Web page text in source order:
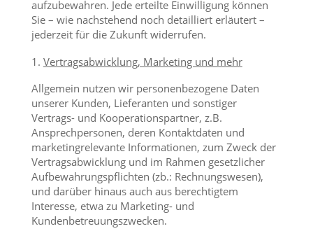
aufzubewahren. Jede erteilte Einwilligung können
Sie – wie nachstehend noch detailliert erläutert –
jederzeit für die Zukunft widerrufen.
Vertragsabwicklung, Marketing und mehr
Allgemein nutzen wir personenbezogene Daten
unserer Kunden, Lieferanten und sonstiger
Vertrags- und Kooperationspartner, z.B.
Ansprechpersonen, deren Kontaktdaten und
marketingrelevante Informationen, zum Zweck der
Vertragsabwicklung und im Rahmen gesetzlicher
Aufbewahrungspflichten (zb.: Rechnungswesen),
und darüber hinaus auch aus berechtigtem
Interesse, etwa zu Marketing- und
Kundenbetreuungszwecken.